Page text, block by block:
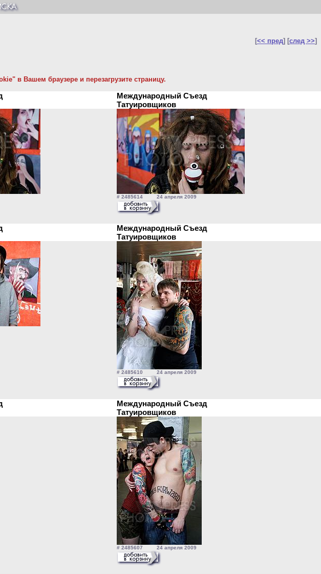
[<< пред] [след >>]
в Вашем браузере и перезагрузите страницу.
Международный Съезд
Татуировщиков
# 2485614 24 апреля 2009
Международный Съезд
Татуировщиков
# 2485610 24 апреля 2009
Международный Съезд
Татуировщиков
# 2485607 24 апреля 2009